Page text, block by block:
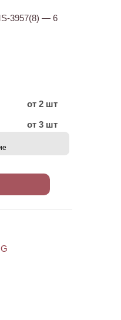
3957(8) — 6
от 2 шт
от 3 шт